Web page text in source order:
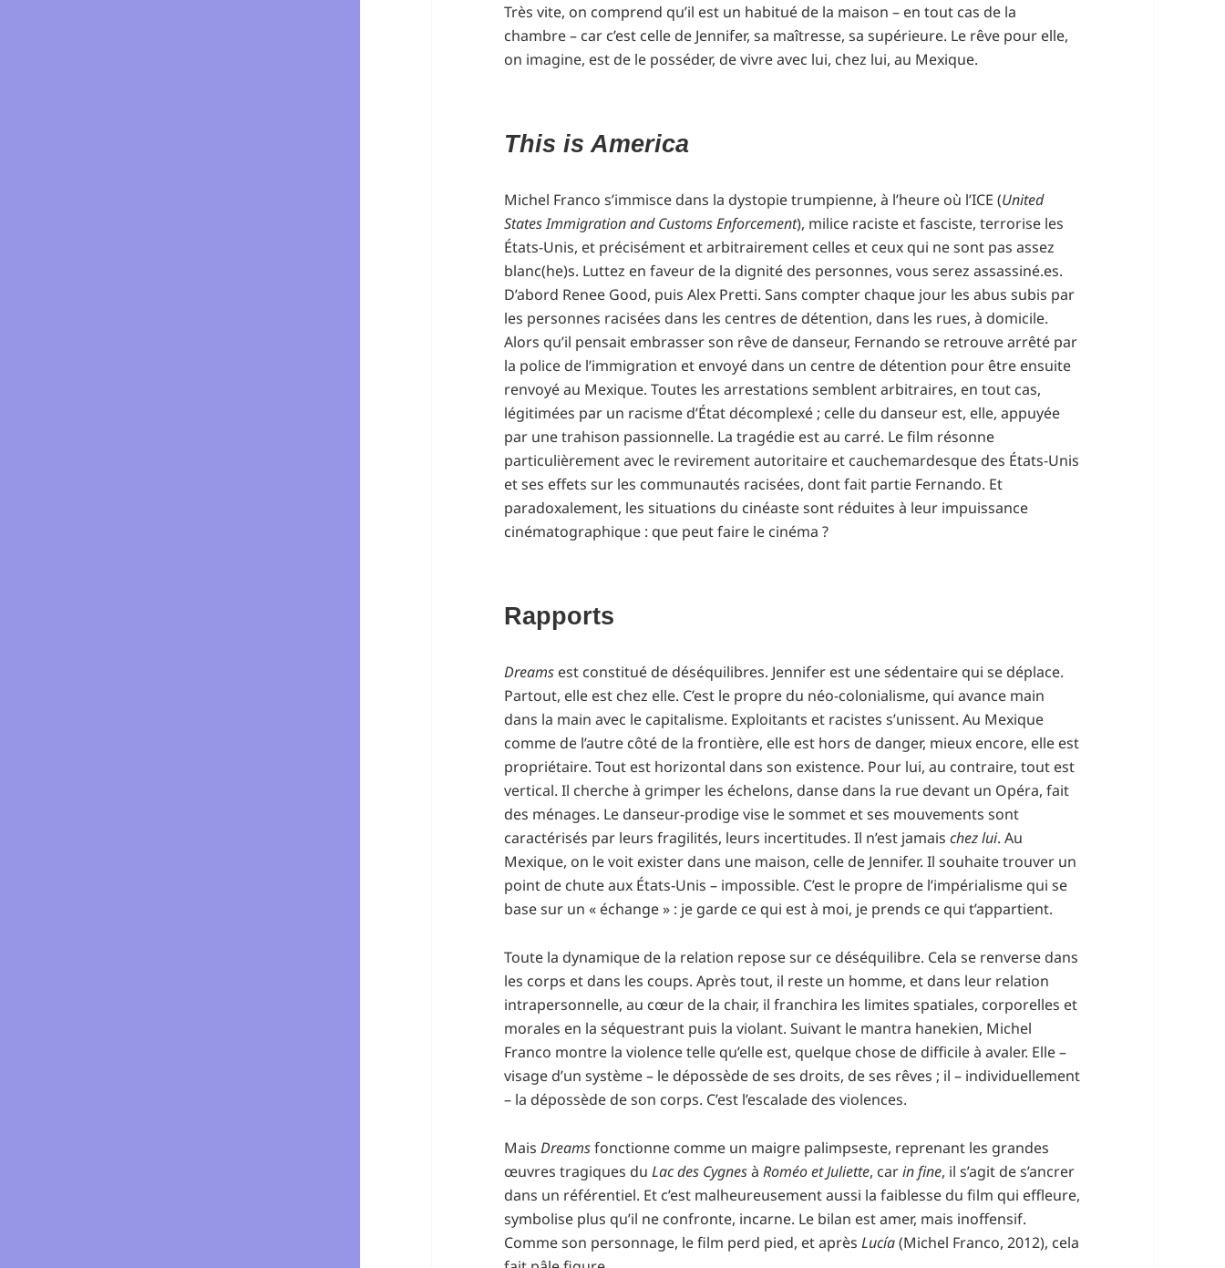
Très vite, on comprend qu’il est un habitué de la maison – en tout cas de la
chambre – car c’est celle de Jennifer, sa maîtresse, sa supérieure. Le rêve pour elle,
on imagine, est de le posséder, de vivre avec lui, chez lui, au Mexique.
This is America
Michel Franco s’immisce dans la dystopie trumpienne, à l’heure où l’ICE (United
StatesImmigration and Customs Enforcement), milice raciste et fasciste, terrorise les
États-Unis, et précisément et arbitrairement celles et ceux qui ne sont pas assez
blanc(he)s. Luttez en faveur de la dignité des personnes, vous serez assassiné.es.
D’abord Renee Good, puis Alex Pretti. Sans compter chaque jour les abus subis par
les personnes racisées dans les centres de détention, dans les rues, à domicile.
Alors qu’il pensait embrasser son rêve de danseur, Fernando se retrouve arrêté par
la police de l’immigration et envoyé dans un centre de détention pour être ensuite
renvoyé au Mexique. Toutes les arrestations semblent arbitraires, en tout cas,
légitimées par un racisme d’État décomplexé ; celle du danseur est, elle, appuyée
par une trahison passionnelle. La tragédie est au carré. Le film résonne
particulièrement avec le revirement autoritaire et cauchemardesque des États-Unis
et ses effets sur les communautés racisées, dont fait partie Fernando. Et
paradoxalement, les situations du cinéaste sont réduites à leur impuissance
cinématographique : que peut faire le cinéma ?
Rapports
Dreams est constitué de déséquilibres. Jennifer est une sédentaire qui se déplace.
Partout, elle est chez elle. C’est le propre du néo-colonialisme, qui avance main
dans la main avec le capitalisme. Exploitants et racistes s’unissent. Au Mexique
comme de l’autre côté de la frontière, elle est hors de danger, mieux encore, elle est
propriétaire. Tout est horizontal dans son existence. Pour lui, au contraire, tout est
vertical. Il cherche à grimper les échelons, danse dans la rue devant un Opéra, fait
des ménages. Le danseur-prodige vise le sommet et ses mouvements sont
caractérisés par leurs fragilités, leurs incertitudes. Il n’est jamaischez lui. Au
Mexique, on le voit exister dans une maison, celle de Jennifer. Il souhaite trouver un
point de chute aux États-Unis – impossible. C’est le propre de l’impérialisme qui se
base sur un « échange » : je garde ce qui est à moi, je prends ce qui t’appartient.
Toute la dynamique de la relation repose sur ce déséquilibre. Cela se renverse dans
les corps et dans les coups. Après tout, il reste un homme, et dans leur relation
intrapersonnelle, au cœur de la chair, il franchira les limites spatiales, corporelles et
morales en la séquestrant puis la violant. Suivant le mantra hanekien, Michel
Franco montre la violence telle qu’elle est, quelque chose de difficile à avaler. Elle –
visage d’un système – le dépossède de ses droits, de ses rêves ; il – individuellement
– la dépossède de son corps. C’est l’escalade des violences.
MaisDreamsfonctionne comme un maigre palimpseste, reprenant les grandes
œuvres tragiques duLac des CygnesàRoméo et Juliette, carin fine, il s’agit de s’ancrer
dans un référentiel. Et c’est malheureusement aussi la faiblesse du film qui effleure,
symbolise plus qu’il ne confronte, incarne. Le bilan est amer, mais inoffensif.
Comme son personnage, le film perd pied, et aprèsLucía(Michel Franco, 2012), cela